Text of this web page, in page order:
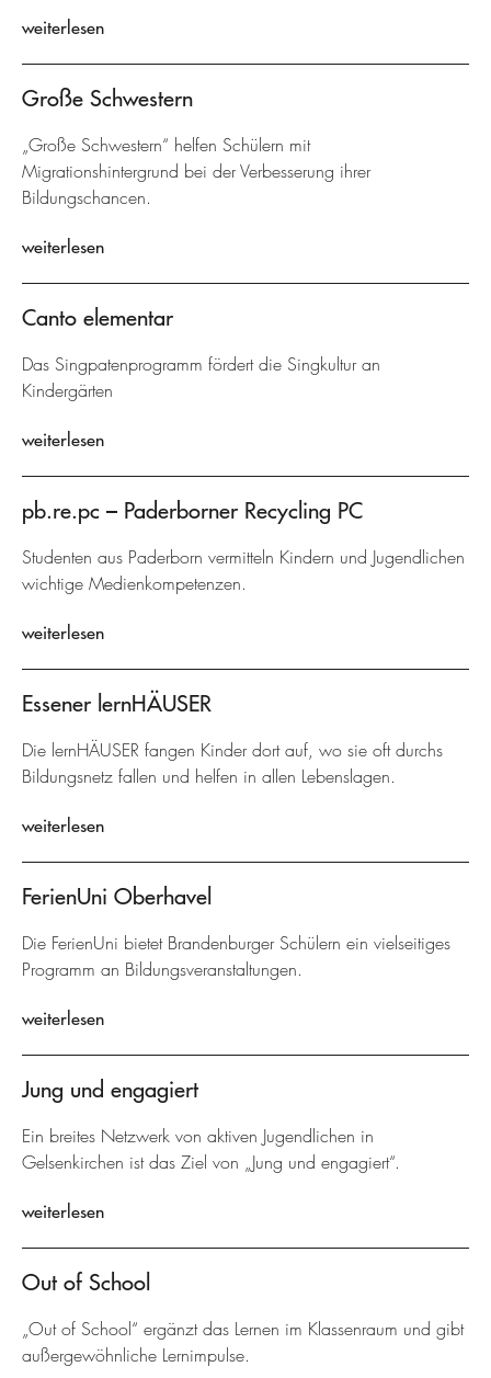
weiterlesen
Große Schwestern
„Große Schwestern“ helfen Schülern mit
Migrationshintergrund bei der Verbesserung ihrer
Bildungschancen.
weiterlesen
Canto elementar
Das Singpatenprogramm fördert die Singkultur an
Kindergärten
weiterlesen
pb.re.pc – Paderborner Recycling PC
Studenten aus Paderborn vermitteln Kindern und Jugendlichen
wichtige Medienkompetenzen.
weiterlesen
Essener lernHÄUSER
Die lernHÄUSER fangen Kinder dort auf, wo sie oft durchs
Bildungsnetz fallen und helfen in allen Lebenslagen.
weiterlesen
FerienUni Oberhavel
Die FerienUni bietet Brandenburger Schülern ein vielseitiges
Programm an Bildungsveranstaltungen.
weiterlesen
Jung und engagiert
Ein breites Netzwerk von aktiven Jugendlichen in
Gelsenkirchen ist das Ziel von „Jung und engagiert“.
weiterlesen
Out of School
„Out of School“ ergänzt das Lernen im Klassenraum und gibt
außergewöhnliche Lernimpulse.